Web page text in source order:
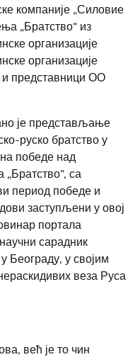
компаније „Силовие
„Братство“ из
организације
организације
и представници ОО
је представљање
руско братство у
победе над
са
период победе и
заступљени у овој
портала
сарадник
Београду, у својим
веза Руса
већ је то чин